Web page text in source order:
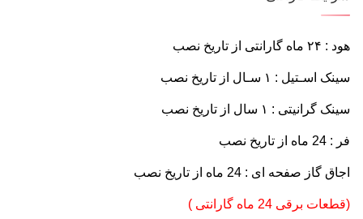
هود : ۲۴ ماه گارانتی از تاریخ نصب
سینک اسـتیل : ۱ سـال از تاريخ نصب
سينک گرانیتی : ۱ سال از تاريخ نصب
فر : 24 ماه از تاريخ نصب
اجاق گاز صفحه ای : 24 ماه از تاريخ نصب
(قطعات برقی 24 ماه گارانتی )